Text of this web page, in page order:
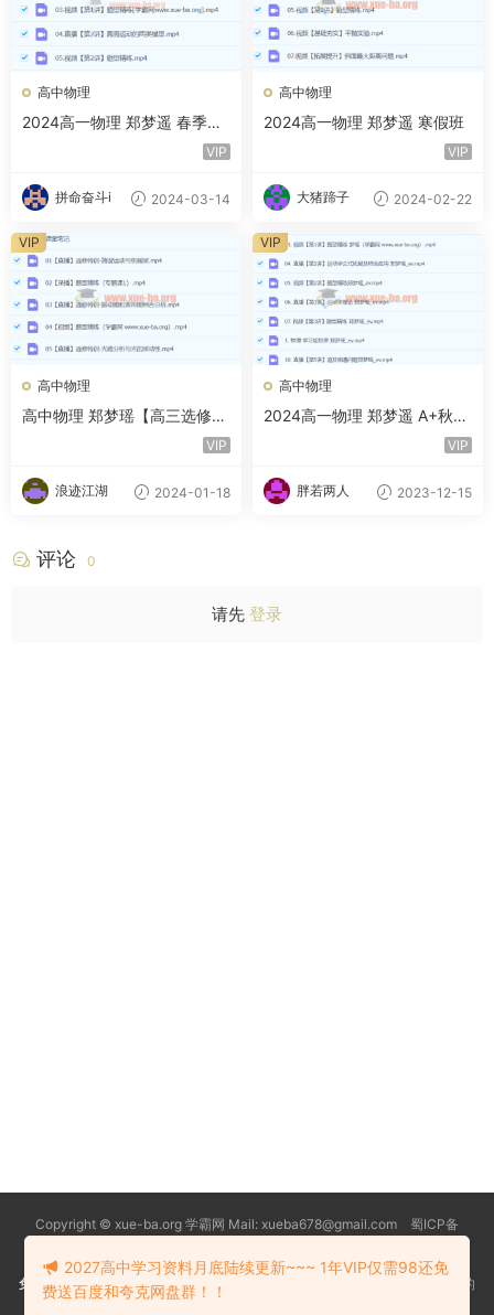
高中物理
2024高一物理 郑梦遥 春季班
VIP
拼命奋斗i 2024-03-14
高中物理
2024高一物理 郑梦遥 寒假班
VIP
大猪蹄子 2024-02-22
高中物理
高中物理 郑梦瑶【高三选修模
块专项】机械振动机械波光学
VIP
浪迹江湖 2024-01-18
VIP
高中物理
2024高一物理 郑梦遥 A+秋季
VIP
胖若两人 2023-12-15
VIP
评论 0
请先 登录
Copyright © xue-ba.org 学霸网 Mail: xueba678@gmail.com 蜀ICP备
常见问题
更新日志 忘记密码本站推荐浏览器：Edge浏览器
免责声明 ：本站资源均搜索自互联网和网友分享,仅供大家学习交流,不对资料的
真实性和安全性负责！
2027高中学习资料月底陆续更新~~~ 1年VIP仅需98还免
费送百度和夸克网盘群！！